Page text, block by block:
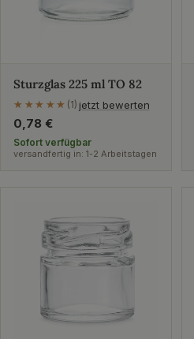
Sturzglas 225 ml TO 82
★★★★★
★★★★★ (1) jetzt bewerten
Regulärer
Preis
0,78 €
Sofort verfügbar
versandfertig in: 1-2 Arbeitstagen